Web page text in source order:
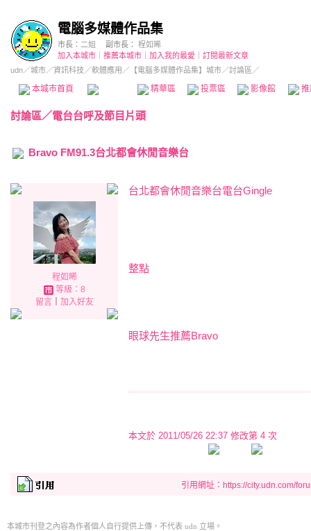
電腦多媒體作品集
市長： 二姐 副市長：
程如晞
加入本城市
推薦本城市 加入我的最愛
訂閱最新文章
udn／城市／資訊科技 ／軟體應用 ／ 【電腦多媒體作品集】城市／討論區／
本城市首頁 精華區 投票區 影像館
討論區／電台台呼及節目片頭
Bravo FM91.3台北都會休閒音樂台
程如晞
等級：8
留言｜ 加入好友
台北都會休閒音樂台電台Gingle
整點
眼球先生推薦Bravo
本文於 2011/05/26 22:37 修改第 4 次
引用網址：https://city.udn.com/
本城市刊登之內容為作者個人自行提供上傳，不代表 udn 立場。